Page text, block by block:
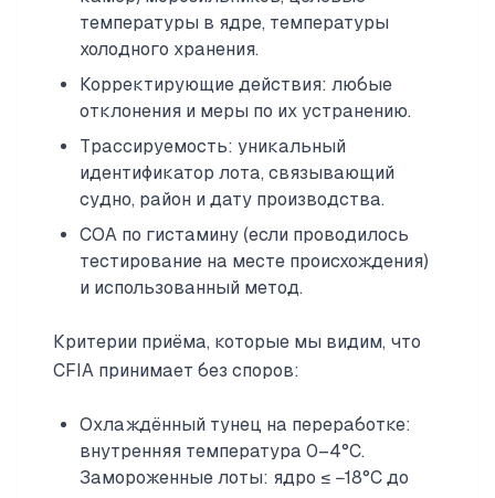
температуры в ядре, температуры
холодного хранения.
Корректирующие действия: любые
отклонения и меры по их устранению.
Трассируемость: уникальный
идентификатор лота, связывающий
судно, район и дату производства.
COA по гистамину (если проводилось
тестирование на месте происхождения)
и использованный метод.
Критерии приёма, которые мы видим, что
CFIA принимает без споров:
Охлаждённый тунец на переработке:
внутренняя температура 0–4°C.
Замороженные лоты: ядро ≤ −18°C до